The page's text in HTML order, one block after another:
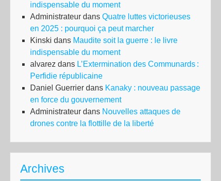
indispensable du moment
Administrateur dans Quatre luttes victorieuses
en 2025 : pourquoi ça peut marcher
Kinski dans Maudite soit la guerre : le livre
indispensable du moment
alvarez dans L’Extermination des Communards :
Perfidie républicaine
Daniel Guerrier dans Kanaky : nouveau passage
en force du gouvernement
Administrateur dans Nouvelles attaques de
drones contre la flottille de la liberté
Archives